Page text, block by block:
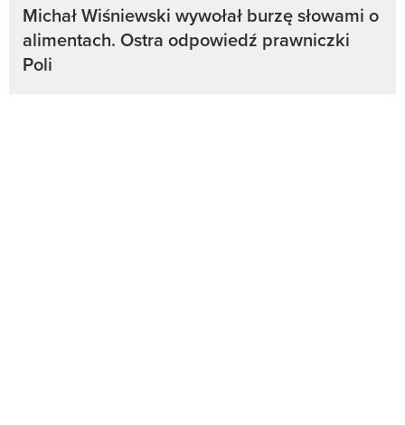
Michał Wiśniewski wywołał burzę słowami o
alimentach. Ostra odpowiedź prawniczki
Poli